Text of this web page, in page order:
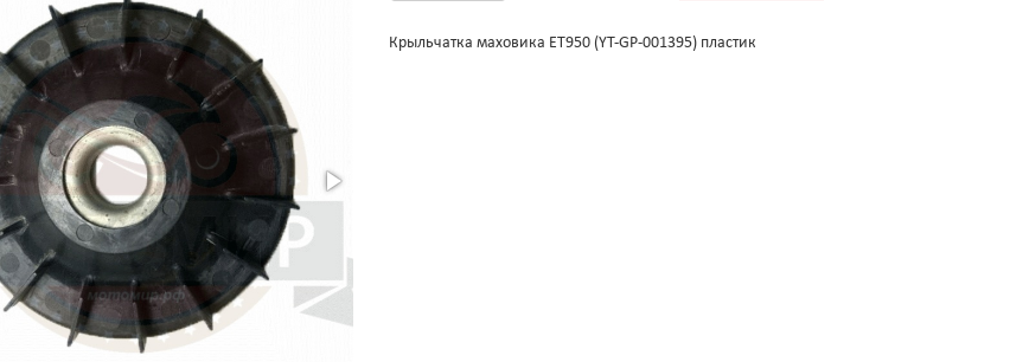
Крыльчатка маховика ET950 (YT-GP-001395) пластик